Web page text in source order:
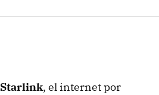
Starlink, el internet por